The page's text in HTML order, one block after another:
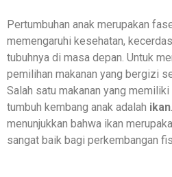
Pertumbuhan anak merupakan
memengaruhi kesehatan,
tubuhnya di masa depan. Untuk
pemilihan makanan yang bergizi
Salah satu makanan yang
tumbuh kembang anak adalah ikan
menunjukkan bahwa ikan
sangat baik bagi perkembangan